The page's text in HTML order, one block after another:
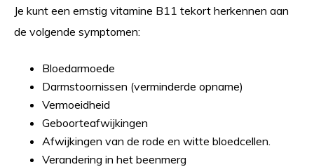
Je kunt een ernstig vitamine B11 tekort herkennen aan
de volgende symptomen:
Bloedarmoede
Darmstoornissen (verminderde opname)
Vermoeidheid
Geboorteafwijkingen
Afwijkingen van de rode en witte bloedcellen.
Verandering in het beenmerg